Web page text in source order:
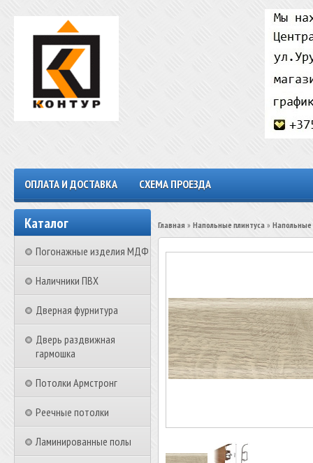
ОПЛАТА И ДОСТАВКА СХЕМА ПРОЕЗДА
Каталог
Погонажные изделия МДФ
Наличники ПВХ
Дверная фурнитура
Дверь раздвижная
гармошка
Потолки Армстронг
Реечные потолки
Ламинированные полы
Главная » Напольные плинтуса » Напольные